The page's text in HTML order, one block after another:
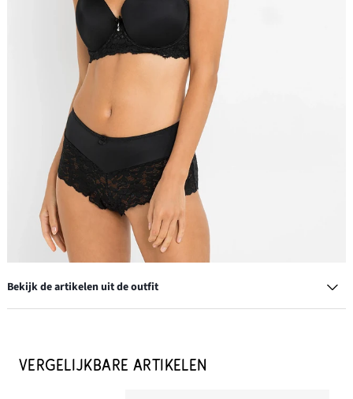
Bekijk de artikelen uit de outfit
€ 23,99
VERGELIJKBARE ARTIKELEN